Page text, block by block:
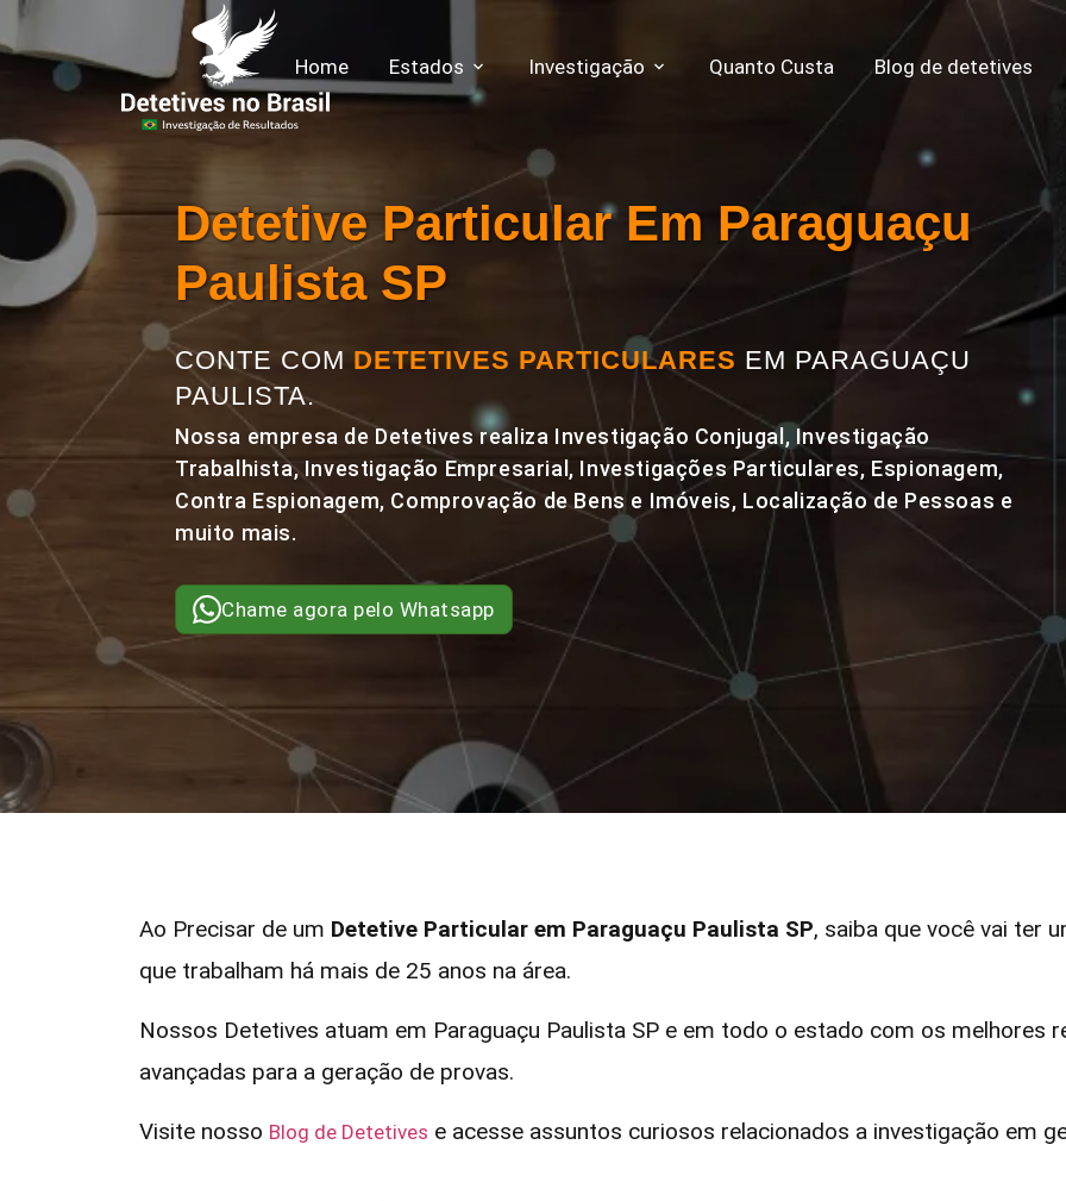
Home Estados Investigação Quanto Custa Blog de detetives
Detetive Particular Em Paraguaçu
Paulista SP
CONTE COM DETETIVES PARTICULARES EM PARAGUAÇU
PAULISTA.
Nossa empresa de Detetives realiza Investigação Conjugal, Investigação
Trabalhista, Investigação Empresarial, Investigações Particulares, Espionagem,
Contra Espionagem, Comprovação de Bens e Imóveis, Localização de Pessoas e
muito mais.
Chame agora pelo Whatsapp
Ao Precisar de um Detetive Particular em Paraguaçu Paulista SP, saiba que você vai ter
que trabalham há mais de 25 anos na área.
Nossos Detetives atuam em Paraguaçu Paulista SP e em todo o estado com os melhores
avançadas para a geração de provas.
Visite nosso Blog de Detetives e acesse assuntos curiosos relacionados a investigação em